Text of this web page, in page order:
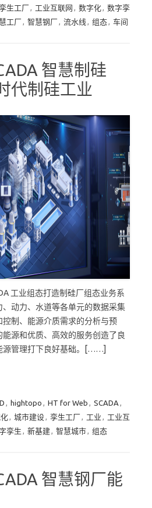
生工厂, 工业互联网 , 数字化, 数字孪
工厂, 智慧钢厂, 流水线, 组态, 车间
智慧制硅
代制硅工业
工业组态打造制硅厂组态业务系
动力、水道等各单元的数据采集
制、能源介质需求的分析与预
源和优质、高效的服务创造了良
源管理打下良好基础。[……]
, hightopo , HT for Web , SCADA ,
, 城市建设, 孪生工厂, 工业 , 工业互
孪生 , 新基建, 智慧城市, 组态
智慧钢厂能